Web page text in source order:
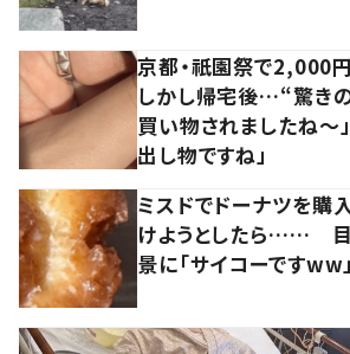
京都・祇園祭で2,000
しかし帰宅後…“驚き
買い物されましたね～」
出し物ですね」
ミスドでドーナツを購
けようとしたら……
景に「サイコーですww